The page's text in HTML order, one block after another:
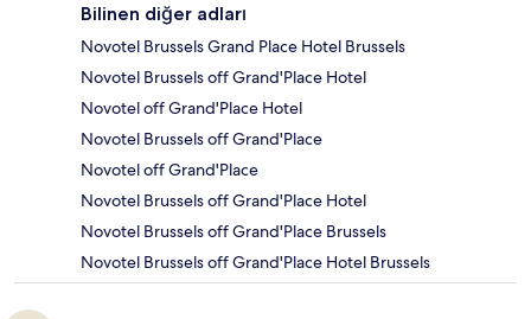
Bilinen diğer adları
Novotel Brussels Grand Place Hotel Brussels
Novotel Brussels off Grand'Place Hotel
Novotel off Grand'Place Hotel
Novotel Brussels off Grand'Place
Novotel off Grand'Place
Novotel Brussels off Grand'Place Hotel
Novotel Brussels off Grand'Place Brussels
Novotel Brussels off Grand'Place Hotel Brussels